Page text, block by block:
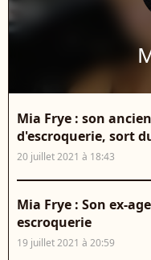
Mia Frye : son
d'escroquerie, sort
20 juillet 2021 à 18:43
Mia Frye : Son ex-
escroquerie
19 juillet 2021 à 20:59